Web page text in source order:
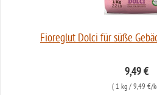
Fioreglut Dolci für süße
9,49 €
( 1 kg/ 9,49 €/